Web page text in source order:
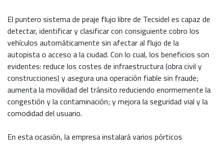
El puntero sistema de peaje flujo libre de Tecsidel es capaz de
detectar, identificar y clasificar con consiguiente cobro los
vehículos automáticamente sin afectar al flujo de la
autopista o acceso a la ciudad. Con lo cual, los beneficios son
evidentes: reduce los costes de infraestructura (obra civil y
construcciones) y asegura una operación fiable sin fraude;
aumenta la movilidad del tránsito reduciendo enormemente la
congestión y la contaminación; y mejora la seguridad vial y la
comodidad del usuario.
En esta ocasión, la empresa instalará varios pórticos